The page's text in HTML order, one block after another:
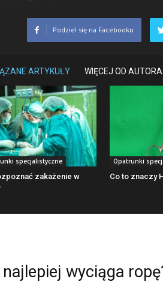
Podziel się na Facebooku
ARTYKUŁY WIĘCEJ OD AUTORA
specjalistyczne
zakażenie w
Opatrunki
Co to znaczy
najlepiej wyciąga